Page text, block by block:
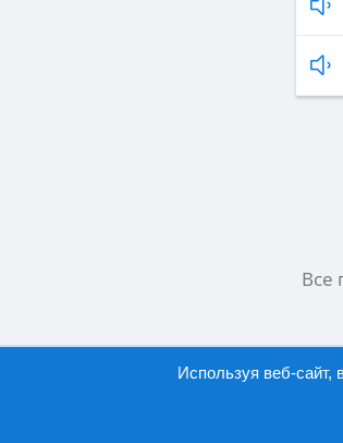
Все
Используя веб-сайт,